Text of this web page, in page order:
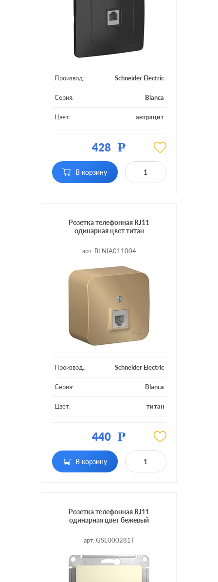
Производ.: Schneider Electric
Серия: Blanca
Цвет: антрацит
428 Р
В корзину
Розетка телефонная RJ11
одинарная цвет титан
арт. BLNIA011004
Производ.: Schneider Electric
Серия: Blanca
Цвет: титан
440 Р
В корзину
Розетка телефонная RJ11
одинарная цвет бежевый
арт. GSL000281T